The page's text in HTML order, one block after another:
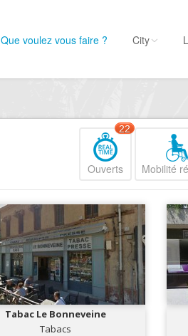
Que voulez vous faire ? City
Ouverts
22
Mobilité
Tabac Le Bonneveine
Tabacs